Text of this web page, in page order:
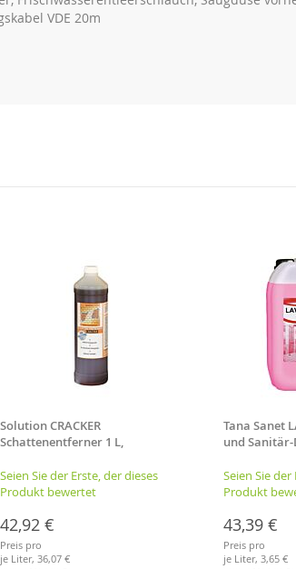
VDE 20m
Solution CRACKER
Schattenentferner 1 L,
Seien Sie der Erste, der dieses
Produkt bewertet
42,92 €
Preis pro
je Liter, 36,07 €
Tana Sanet
und
Seien Sie
Produkt
43,39 €
Preis pro
je Liter, 3,65 €